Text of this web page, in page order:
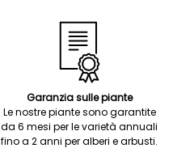
Garanzia sulle piante
Le nostre piante sono garantite
da 6 mesi per le varietà annuali
fino a 2 anni per alberi e arbusti.